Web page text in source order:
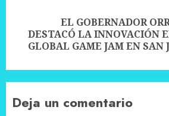
Next
post:
EL GOBERNADOR
DESTACÓ LA INNOVACIÓN
GLOBAL GAME JAM EN SAN
Deja un comentario